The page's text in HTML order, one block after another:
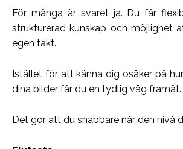
För många är svaret ja. Du får
strukturerad kunskap och möjlighet
egen takt.
Istället för att känna dig osäker på
dina bilder får du en tydlig väg framåt.
Det gör att du snabbare når den nivå